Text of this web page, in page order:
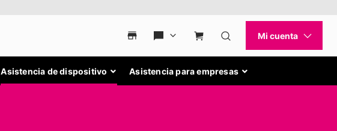
Asistencia de dispositivo Asistencia para empresas